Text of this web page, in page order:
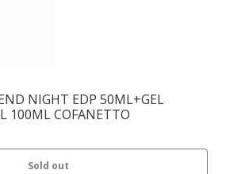
NIGHT EDP 50ML+GEL
100ML COFANETTO
Sold out